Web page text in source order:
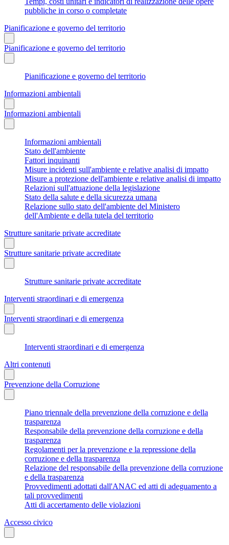
pubbliche in corso o completate
Pianificazione e governo del territorio
Pianificazione e governo del territorio
Pianificazione e governo del territorio
Informazioni ambientali
Informazioni ambientali
Informazioni ambientali
Stato dell'ambiente
Fattori inquinanti
Misure incidenti sull'ambiente e relative analisi di impatto
Misure a protezione dell'ambiente e relative analisi di impatto
Relazioni sull'attuazione della legislazione
Stato della salute e della sicurezza umana
Relazione sullo stato dell'ambiente del Ministero
dell'Ambiente e della tutela del territorio
Strutture sanitarie private accreditate
Strutture sanitarie private accreditate
Strutture sanitarie private accreditate
Interventi straordinari e di emergenza
Interventi straordinari e di emergenza
Interventi straordinari e di emergenza
Altri contenuti
Prevenzione della Corruzione
Piano triennale della prevenzione della corruzione e della
trasparenza
Responsabile della prevenzione della corruzione e della
trasparenza
Regolamenti per la prevenzione e la repressione della
corruzione e della trasparenza
Relazione del responsabile della prevenzione della corruzione
e della trasparenza
Provvedimenti adottati dall'ANAC ed atti di adeguamento a
tali provvedimenti
Atti di accertamento delle violazioni
Accesso civico